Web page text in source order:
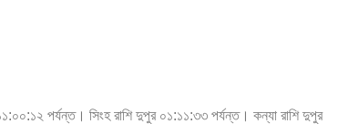
পর্যন্ত। সিংহ রাশি দুপুর ০১:১১:৩৩ পর্যন্ত। কন্যা রাশি দুপুর